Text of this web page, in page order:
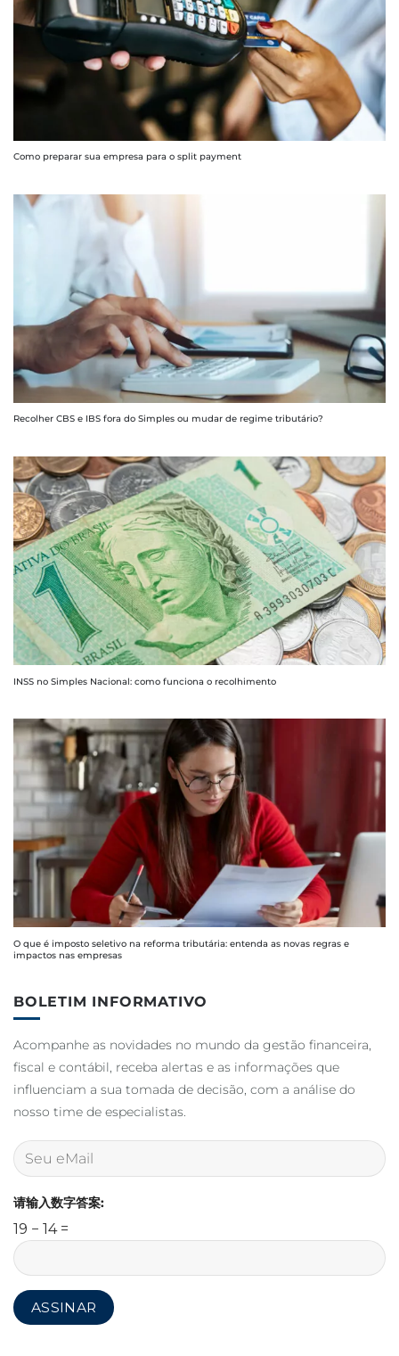
Como preparar sua empresa para o split payment
Recolher CBS e IBS fora do Simples ou mudar de regime tributário?
INSS no Simples Nacional: como funciona o recolhimento
O que é imposto seletivo na reforma tributária: entenda as novas regras e
impactos nas empresas
BOLETIM INFORMATIVO
Acompanhe as novidades no mundo da gestão financeira,
fiscal e contábil, receba alertas e as informações que
influenciam a sua tomada de decisão, com a análise do
nosso time de especialistas.
请输入数字答案:
19 − 14 =